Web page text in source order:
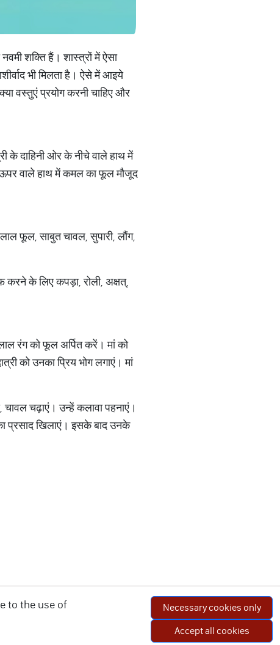
नवमी शक्ति हैं। शास्त्रों में ऐसा
भी मिलता है। ऐसे में आइये
वस्तुएं प्रयोग करनी चाहिए और
के दाहिनी ओर के नीचे वाले हाथ में
वाले हाथ में कमल का फूल मौजूद
लाल फूल, साबुत चावल, सुपारी, लौंग,
करने के लिए कपड़ा, रोली, अक्षत्,
लाल रंग को फूल अर्पित करें। मां को
को उनका प्रिय भोग लगाएं। मां
चढ़ाएं। उन्हें कलावा पहनाएं।
प्रसाद खिलाएं। इसके बाद उनके
to the use of
Necessary cookies only
Accept all cookies